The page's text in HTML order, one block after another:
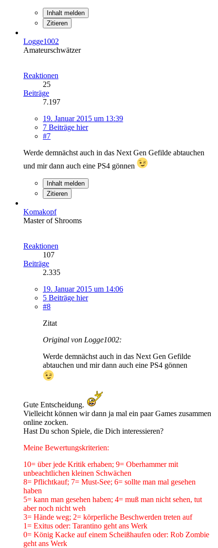
Inhalt melden
Zitieren
Logge1002
Amateurschwätzer
Reaktionen
25
Beiträge
7.197
19. Januar 2015 um 13:39
7 Beiträge hier
#7
Werde demnächst auch in das Next Gen Gefilde abtauchen
und mir dann auch eine PS4 gönnen
Inhalt melden
Zitieren
Komakopf
Master of Shrooms
Reaktionen
107
Beiträge
2.335
19. Januar 2015 um 14:06
5 Beiträge hier
#8
Zitat
Original von Logge1002:
Werde demnächst auch in das Next Gen Gefilde
abtauchen und mir dann auch eine PS4 gönnen
Gute Entscheidung.
Vielleicht können wir dann ja mal ein paar Games zusammen
online zocken.
Hast Du schon Spiele, die Dich interessieren?
Meine Bewertungskriterien:
10= über jede Kritik erhaben; 9= Oberhammer mit
unbeachtlichen kleinen Schwächen
8= Pflichtkauf; 7= Must-See; 6= sollte man mal gesehen
haben
5= kann man gesehen haben; 4= muß man nicht sehen, tut
aber noch nicht weh
3= Hände weg; 2= körperliche Beschwerden treten auf
1= Exitus oder: Tarantino geht ans Werk
0= König Kacke auf einem Scheißhaufen oder: Rob Zombie
geht ans Werk